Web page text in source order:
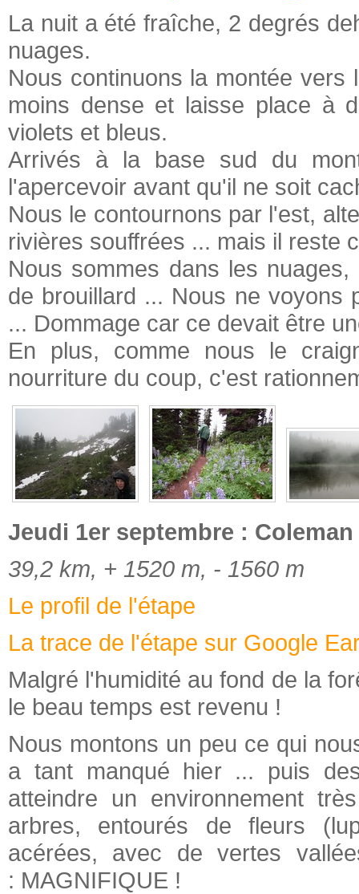
La nuit a été fraîche, 2 degrés
nuages.
Nous continuons la montée
moins dense et laisse place à
violets et bleus.
Arrivés à la base sud du
l'apercevoir avant qu'il ne soit
Nous le contournons par l'est,
rivières souffrées ... mais il reste
Nous sommes dans les
de brouillard ... Nous ne voyons
... Dommage car ce devait être
En plus, comme nous le
nourriture du coup, c'est
Jeudi 1er septembre :
39,2 km, + 1520 m, - 1560 m
Le profil de l'étape
La trace de l'étape sur Google
Malgré l'humidité au fond de la
le beau temps est revenu !
Nous montons un peu ce qui
a tant manqué hier ... puis
atteindre un environnement
arbres, entourés de fleurs
acérées, avec de vertes
: MAGNIFIQUE !